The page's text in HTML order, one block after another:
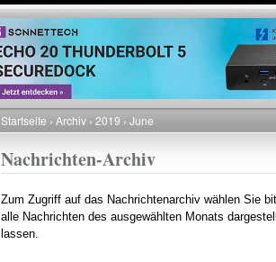
Pfadnavigation
Startseite Archiv 2019 June
Nachrichten-Archiv
Zum Zugriff auf das Nachrichtenarchiv wählen Sie
alle Nachrichten des ausgewählten Monats
lassen.